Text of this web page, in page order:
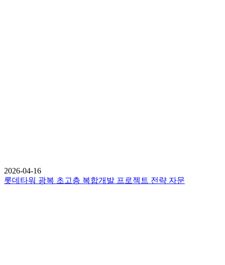
2026-04-16
롯데타워 광복 초고층 복합개발 프로젝트 전략 자문